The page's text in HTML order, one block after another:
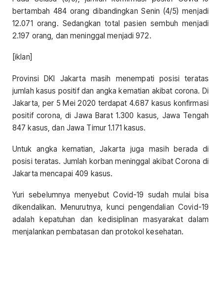
bertambah 484 orang dibandingkan Senin (4/5) menjadi
12.071 orang. Sedangkan total pasien sembuh menjadi
2.197 orang, dan meninggal menjadi 972.
[iklan]
Provinsi DKI Jakarta masih menempati posisi teratas
jumlah kasus positif dan angka kematian akibat corona. Di
Jakarta, per 5 Mei 2020 terdapat 4.687 kasus konfirmasi
positif corona, di Jawa Barat 1.300 kasus, Jawa Tengah
847 kasus, dan Jawa Timur 1.171 kasus.
Untuk angka kematian, Jakarta juga masih berada di
posisi teratas. Jumlah korban meninggal akibat Corona di
Jakarta mencapai 409 kasus.
Yuri sebelumnya menyebut Covid-19 sudah mulai bisa
dikendalikan. Menurutnya, kunci pengendalian Covid-19
adalah kepatuhan dan kedisiplinan masyarakat dalam
menjalankan pembatasan dan protokol kesehatan.